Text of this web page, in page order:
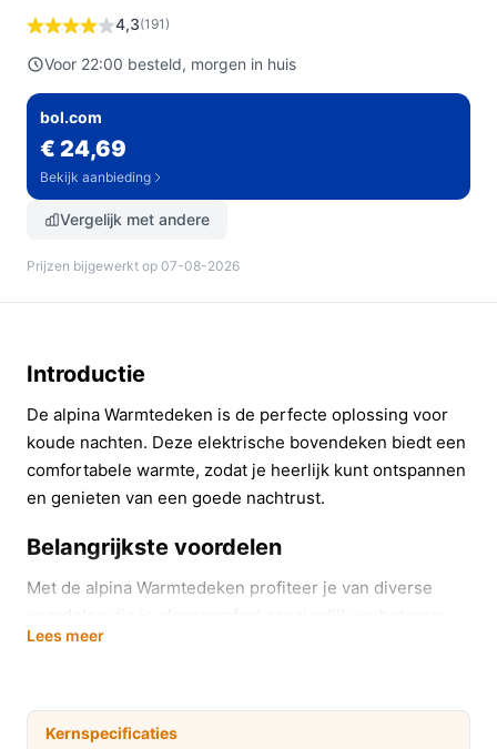
4,3(191)
Voor 22:00 besteld, morgen in huis
bol.com
€ 24,69
Bekijk aanbieding
Vergelijk met andere
Prijzen bijgewerkt op 07-08-2026
Introductie
De alpina Warmtedeken is de perfecte oplossing voor
koude nachten. Deze elektrische bovendeken biedt een
comfortabele warmte, zodat je heerlijk kunt ontspannen
en genieten van een goede nachtrust.
Belangrijkste voordelen
Met de alpina Warmtedeken profiteer je van diverse
en de omgevingstemperatuur.
Ideaal voor koude winteravonden: Gebruik de
Lees meer
Kernspecificaties